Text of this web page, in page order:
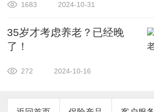
1683 2024-10-31
35岁才考虑养老？已经晚
了！
272 2024-10-16